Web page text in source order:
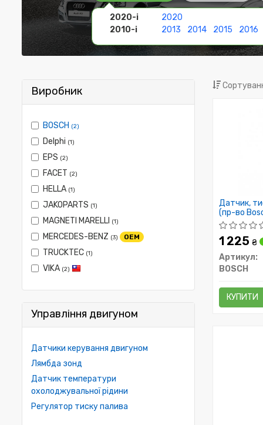
2020-і
2020
2010-і
2013 2014 2015 2016
Виробник
BOSCH (2)
Delphi (1)
EPS (2)
FACET (2)
HELLA (1)
JAKOPARTS (1)
MAGNETI MARELLI (1)
MERCEDES-BENZ (3) OEM
TRUCKTEC (1)
VIKA (2)
Управління двигуном
Датчики керування двигуном
Лямбда зонд
Датчик температури
охолоджувальної рідини
Регулятор тиску палива
Датчик,
(пр-во
1 225 ₴
Артикул:
BOSCH
КУПИТИ